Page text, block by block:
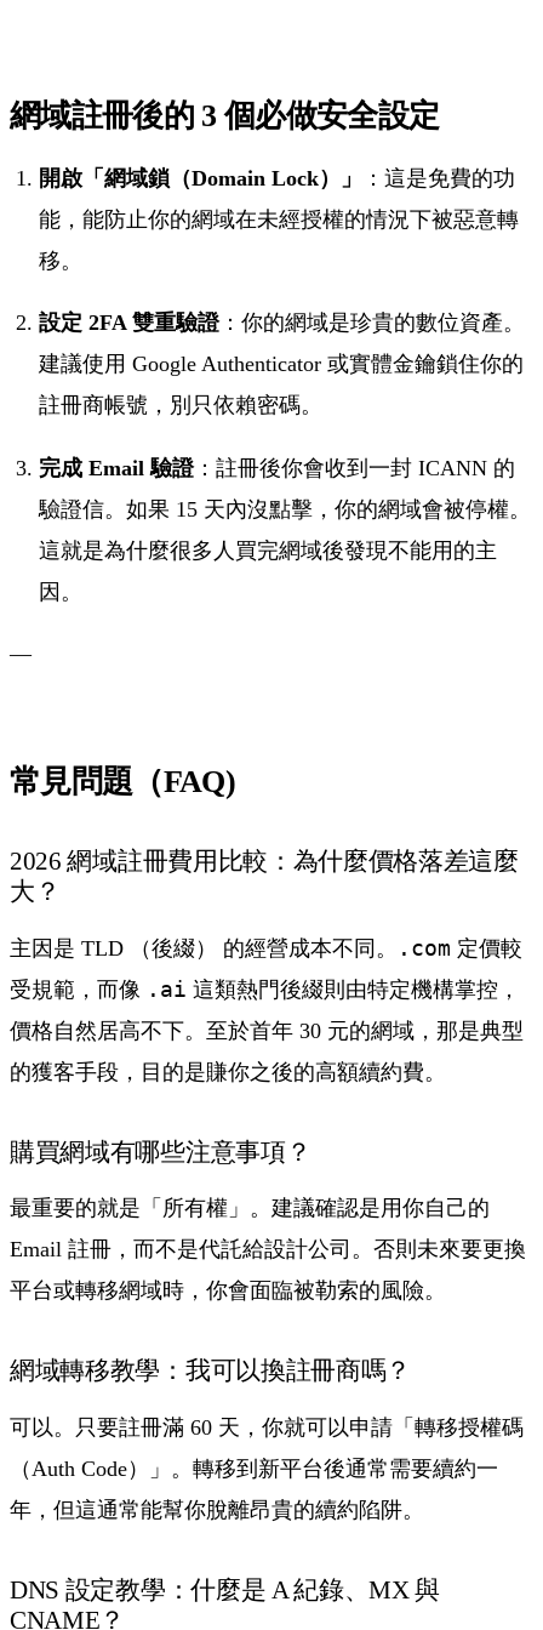
網域註冊後的 3 個必做安全設定
開啟「網域鎖（Domain Lock）」
：這是免費的功
能，能防止你的網域在未經授權的情況下被惡意轉
移。
設定 2FA 雙重驗證：你的網域是珍貴的數位資產。
建議使用 Google Authenticator 或實體金鑰鎖住你的
註冊商帳號，別只依賴密碼。
完成 Email 驗證：註冊後你會收到一封 ICANN 的
驗證信。如果 15 天內沒點擊，你的網域會被停權。
這就是為什麼很多人買完網域後發現不能用的主
因。
—
常見問題（FAQ)
2026 網域註冊費用比較：為什麼價格落差這麼
大？
主因是 TLD （後綴） 的經營成本不同。 .com 定價較
受規範，而像 .ai 這類熱門後綴則由特定機構掌控，
價格自然居高不下。至於首年 30 元的網域，那是典型
的獲客手段，目的是賺你之後的高額續約費。
購買網域有哪些注意事項？
最重要的就是「所有權」。建議確認是用你自己的
Email 註冊，而不是代託給設計公司。否則未來要更換
平台或轉移網域時，你會面臨被勒索的風險。
網域轉移教學：我可以換註冊商嗎？
可以。只要註冊滿 60 天，你就可以申請「轉移授權碼
（Auth Code）」。轉移到新平台後通常需要續約一
年，但這通常能幫你脫離昂貴的續約陷阱。
DNS 設定教學：什麼是 A 紀錄、MX 與
CNAME？